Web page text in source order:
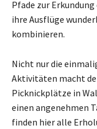
Pfade zur
ihre Ausflüge
kombinieren.
Nicht nur die
Aktivitäten macht
Picknickplätze in
einen angenehmen
finden hier alle